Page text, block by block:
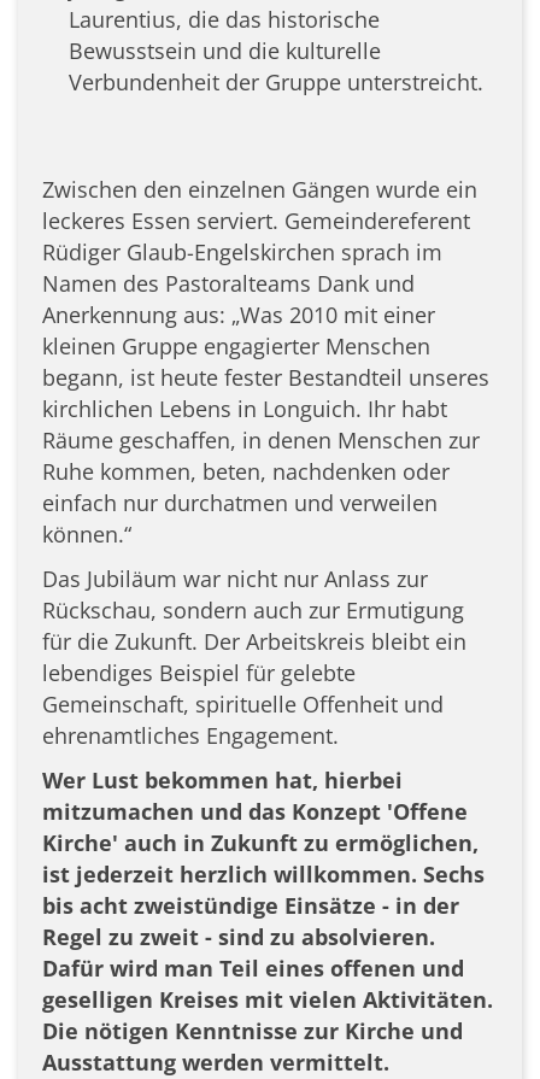
Laurentius, die das historische
Bewusstsein und die kulturelle
Verbundenheit der Gruppe unterstreicht.
Zwischen den einzelnen Gängen wurde ein
leckeres Essen serviert. Gemeindereferent
Rüdiger Glaub-Engelskirchen sprach im
Namen des Pastoralteams Dank und
Anerkennung aus: „Was 2010 mit einer
kleinen Gruppe engagierter Menschen
begann, ist heute fester Bestandteil unseres
kirchlichen Lebens in Longuich. Ihr habt
Räume geschaffen, in denen Menschen zur
Ruhe kommen, beten, nachdenken oder
einfach nur durchatmen und verweilen
können.“
Das Jubiläum war nicht nur Anlass zur
Rückschau, sondern auch zur Ermutigung
für die Zukunft. Der Arbeitskreis bleibt ein
lebendiges Beispiel für gelebte
Gemeinschaft, spirituelle Offenheit und
ehrenamtliches Engagement.
Wer Lust bekommen hat, hierbei
mitzumachen und das Konzept 'Offene
Kirche' auch in Zukunft zu ermöglichen,
ist jederzeit herzlich willkommen. Sechs
bis acht zweistündige Einsätze - in der
Regel zu zweit - sind zu absolvieren.
Dafür wird man Teil eines offenen und
geselligen Kreises mit vielen Aktivitäten.
Die nötigen Kenntnisse zur Kirche und
Ausstattung werden vermittelt.